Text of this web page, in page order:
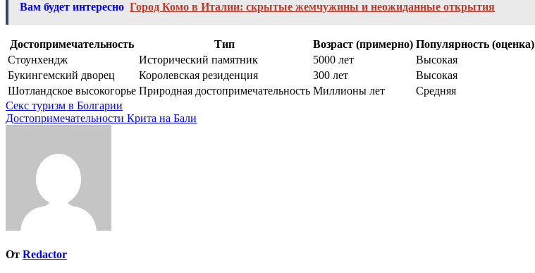
Вам будет интересно Город Комо в Италии: скрытые жемчужины и неожиданные открытия
Достопримечательность Тип Возраст (примерно) Популярность (оценка)
Стоунхендж
Исторический памятник 5000 лет
Высокая
Букингемский дворец
Королевская резиденция 300 лет
Высокая
Шотландское высокогорье Природная достопримечательность Миллионы лет Средняя
Навигация
по
Секс туризм в Болгарии
Достопримечательности Крита на Бали
От Redactor